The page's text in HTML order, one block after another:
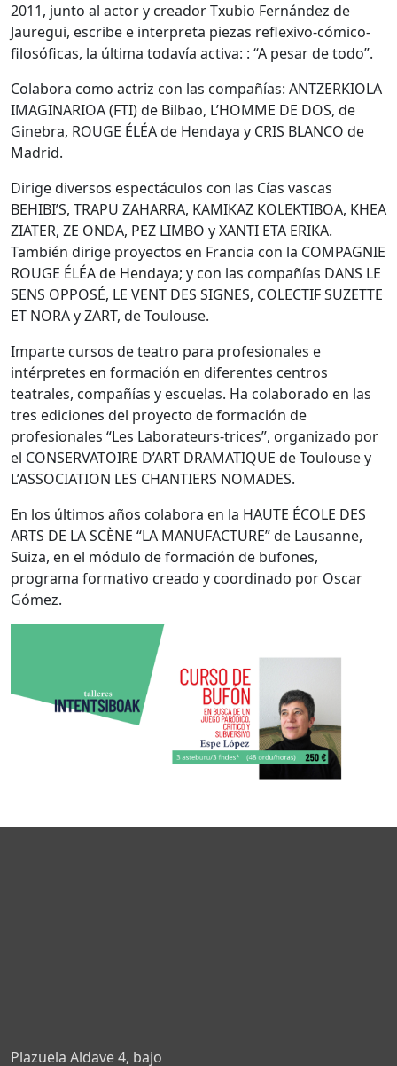
2011, junto al actor y creador Txubio Fernández de
Jauregui, escribe e interpreta piezas reflexivo-cómico-
filosóficas, la última todavía activa: : “A pesar de todo”.
Colabora como actriz con las compañías: ANTZERKIOLA
IMAGINARIOA (FTI) de Bilbao, L’HOMME DE DOS, de
Ginebra, ROUGE ÉLÉA de Hendaya y CRIS BLANCO de
Madrid.
Dirige diversos espectáculos con las Cías vascas
BEHIBI’S, TRAPU ZAHARRA, KAMIKAZ KOLEKTIBOA, KHEA
ZIATER, ZE ONDA, PEZ LIMBO y XANTI ETA ERIKA.
También dirige proyectos en Francia con la COMPAGNIE
ROUGE ÉLÉA de Hendaya; y con las compañías DANS LE
SENS OPPOSÉ, LE VENT DES SIGNES, COLECTIF SUZETTE
ET NORA y ZART, de Toulouse.
Imparte cursos de teatro para profesionales e
intérpretes en formación en diferentes centros
teatrales, compañías y escuelas. Ha colaborado en las
tres ediciones del proyecto de formación de
profesionales “Les Laborateurs-trices”, organizado por
el CONSERVATOIRE D’ART DRAMATIQUE de Toulouse y
L’ASSOCIATION LES CHANTIERS NOMADES.
En los últimos años colabora en la HAUTE ÉCOLE DES
ARTS DE LA SCÈNE “LA MANUFACTURE” de Lausanne,
Suiza, en el módulo de formación de bufones,
programa formativo creado y coordinado por Oscar
Gómez.
Plazuela Aldave 4, bajo